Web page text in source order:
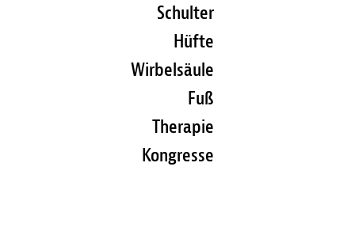
Schulter
Hüfte
Wirbelsäule
Fuß
Therapie
Kongresse